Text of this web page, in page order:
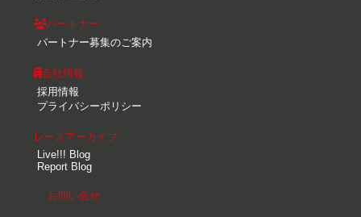
パートナー
パートナー募集のご案内
会社情報
採用情報
プライバシーポリシー
レースアーカイブ
Live!!! Blog
Report Blog
お問い合せ